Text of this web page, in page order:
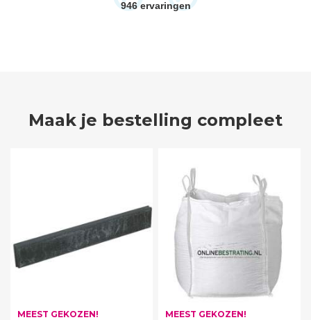
946 ervaringen
Maak je bestelling compleet
MEEST GEKOZEN! MEEST GEKOZEN!